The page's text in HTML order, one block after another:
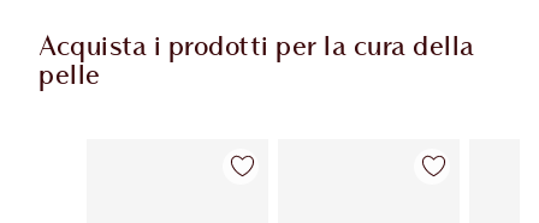
Acquista i prodotti per la cura della
pelle
Articolo 1 di 114 Articolo 2 di 114